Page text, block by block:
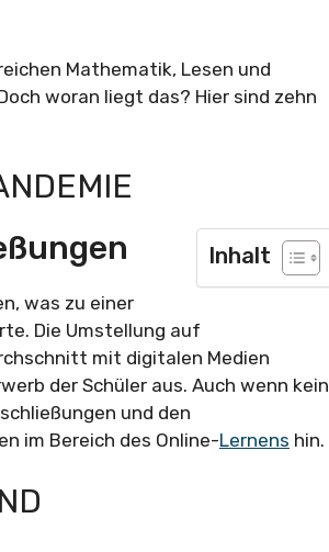
Mathematik, Lesen und
woran liegt das? Hier sind zehn
Inhalt
was zu einer
Die Umstellung auf
mit digitalen Medien
der Schüler aus. Auch wenn kein
und den
im Bereich des Online-Lernens hin.